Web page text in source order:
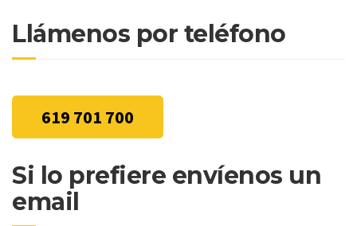
Llámenos por teléfono
619 701 700
Si lo prefiere envíenos un
email